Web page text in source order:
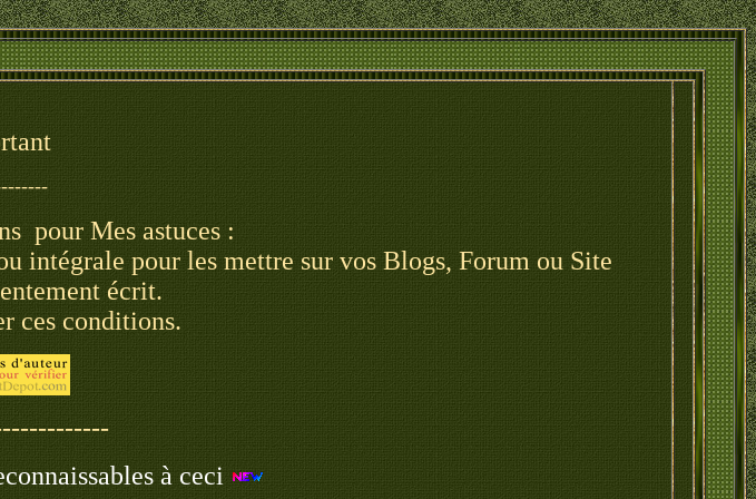
pour Mes astuces :
intégrale pour les mettre sur vos Blogs, Forum ou Site
écrit.
ces conditions.
à ceci